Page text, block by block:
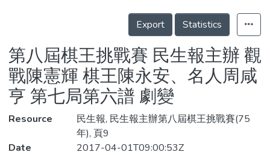
Statistics
Details
Export
Statistics
第八屆棋王挑戰賽 民生報主辦 觀
戰陳憲輝 棋王陳永安、名人周咸
亨 第七局第六譜 劇變
Resource
民生報, 民生報主辦第八屆棋王挑戰賽(75
年), 頁9
Date
2017-04-01T09:00:53Z